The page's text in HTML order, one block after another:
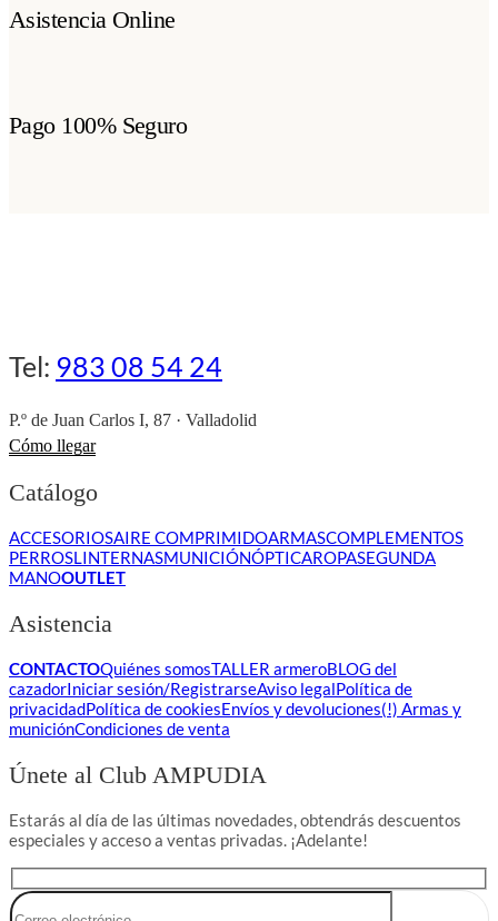
Asistencia Online
Pago 100% Seguro
Tel: 983 08 54 24
P.º de Juan Carlos I, 87 · Valladolid
Cómo llegar
Catálogo
ACCESORIOSAIRE COMPRIMIDOARMASCOMPLEMENTOS
PERROSLINTERNASMUNICIÓNÓPTICAROPASEGUNDA
MANOOUTLET
Asistencia
CONTACTOQuiénes somosTALLER armeroBLOG del
cazadorIniciar sesión/RegistrarseAviso legalPolítica de
privacidadPolítica de cookiesEnvíos y devoluciones(!) Armas y
municiónCondiciones de venta
Únete al Club AMPUDIA
Estarás al día de las últimas novedades, obtendrás descuentos
especiales y acceso a ventas privadas. ¡Adelante!